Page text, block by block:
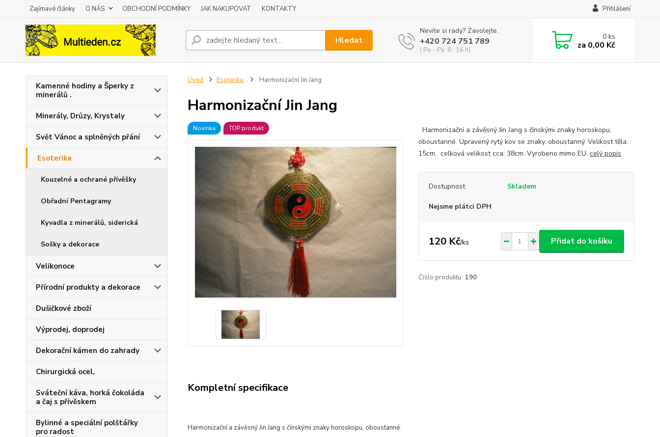
Zajímavé články O NÁS OBCHODNÍ PODMÍNKY JAK NAKUPOVAT KONTAKTY Přihlášení
Hledat
Nevíte si rady? Zavolejte.
+420 724 751 789
( Po - Pá: 8- 16 h)
0ks
za 0,00 Kč
Kamenné hodiny a Šperky z
minerálů .
Minerály, Drůzy, Krystaly
Svět Vánoc a splněných přání
Esoterika
Kouzelné a ochrané přívěšky
Obřadní Pentagramy
Kyvadla z minerálů, siderická
Sošky a dekorace
Velikonoce
Přírodní produkty a dekorace
Dušičkové zboží
Výprodej, doprodej
Dekorační kámen do zahrady
Chirurgická ocel,
Sváteční káva, horká čokoláda
a čaj s přívěskem
Bylinné a speciální polštářky
pro radost
Úvod Esoterika Harmonizační Jin Jang
Harmonizační Jin Jang
Novinka TOP produkt
Harmonizační a závěsný Jin Jang s čínskými znaky horoskopu,
oboustanné. Upravený rytý kov se znaky, oboustanný. Velikost těla:
15cm, celková velikost cca: 38cm. Vyrobeno mimo EU. celý popis
Dostupnost Skladem
Nejsme plátci DPH
120 Kč/ks Přidat do košíku
Číslo produktu: 190
Kompletní specifikace
Harmonizační a závěsný Jin Jang s čínskými znaky horoskopu, oboustanné.